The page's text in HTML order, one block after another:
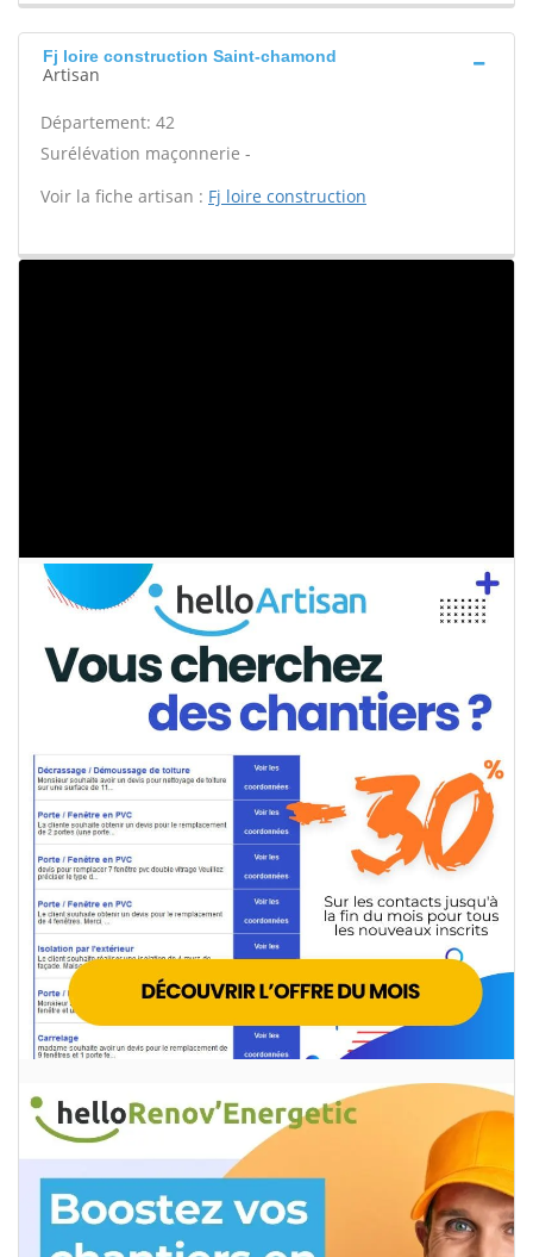
Fj loire construction Saint-chamond
Artisan
Département: 42
Surélévation maçonnerie -
Voir la fiche artisan : Fj loire construction